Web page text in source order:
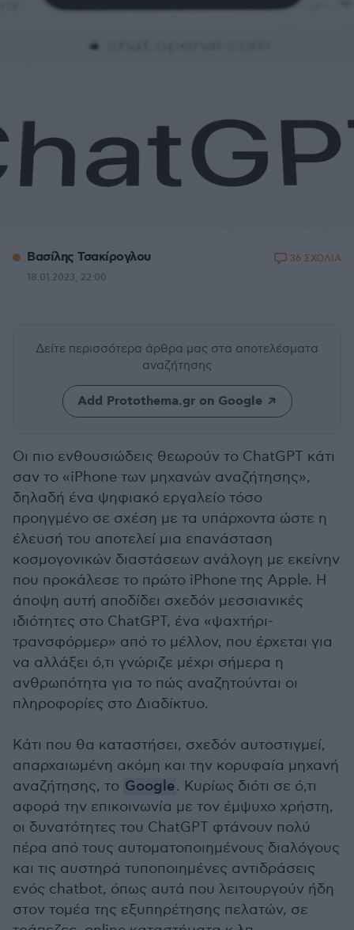
Βασίλης Τσακίρογλου
18.01.2023, 22:00
36 ΣΧΟΛΙΑ
Δείτε περισσότερα άρθρα μας στα αποτελέσματα
αναζήτησης
Add Protothema.gr on Google
Οι πιο ενθουσιώδεις θεωρούν το ChatGPT κάτι
σαν το «iPhone των μηχανών αναζήτησης»,
δηλαδή ένα ψηφιακό εργαλείο τόσο
προηγμένο σε σχέση με τα υπάρχοντα ώστε η
έλευσή του αποτελεί μια επανάσταση
κοσμογονικών διαστάσεων ανάλογη με εκείνην
που προκάλεσε το πρώτο iPhone της Apple. Η
άποψη αυτή αποδίδει σχεδόν μεσσιανικές
ιδιότητες στο ChatGPT, ένα «ψαχτήρι-
τρανσφόρμερ» από το μέλλον, που έρχεται για
να αλλάξει ό,τι γνώριζε μέχρι σήμερα η
ανθρωπότητα για το πώς αναζητούνται οι
πληροφορίες στο Διαδίκτυο.
Κάτι που θα καταστήσει, σχεδόν αυτοστιγμεί,
απαρχαιωμένη ακόμη και την κορυφαία μηχανή
αναζήτησης, το Google. Κυρίως διότι σε ό,τι
αφορά την επικοινωνία με τον έμψυχο χρήστη,
οι δυνατότητες του ChatGPT φτάνουν πολύ
πέρα από τους αυτοματοποιημένους διαλόγους
και τις αυστηρά τυποποιημένες αντιδράσεις
ενός chatbot, όπως αυτά που λειτουργούν ήδη
στον τομέα της εξυπηρέτησης πελατών, σε